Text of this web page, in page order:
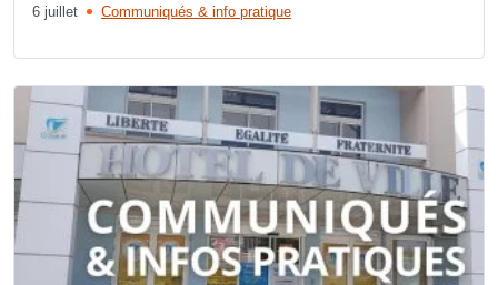
6 juillet Communiqués & info pratique